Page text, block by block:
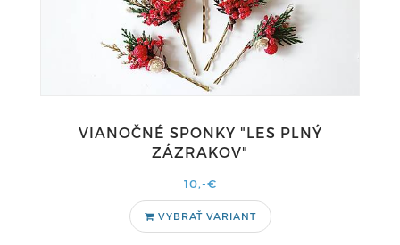
VIANOČNÉ SPONKY "LES PLNÝ
ZÁZRAKOV"
10,-€
VYBRAŤ VARIANT